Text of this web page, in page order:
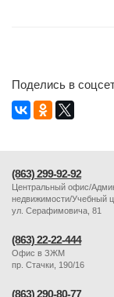
Поделись в
(863) 299-92-92
Центральный офис/
недвижимости/Учебный
ул. Серафимовича, 81
(863) 22-22-444
Офис в ЗЖМ
пр. Стачки, 190/16
(863) 290-80-77